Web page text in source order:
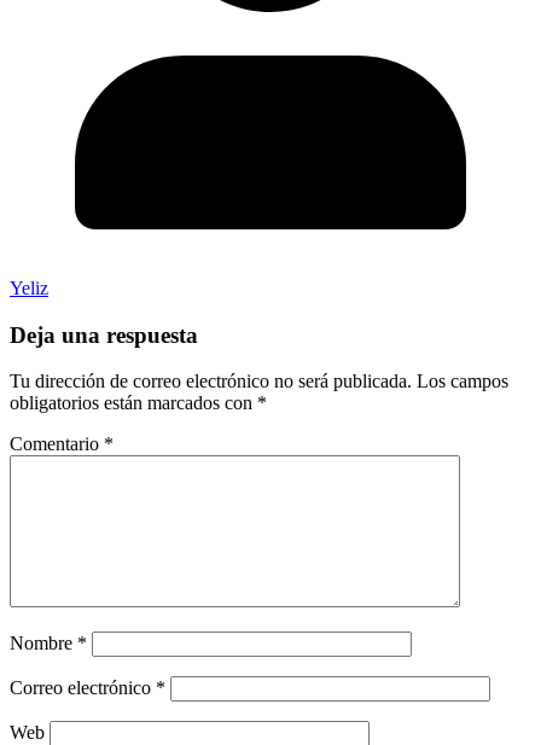
Yeliz
Deja una respuesta
Tu dirección de correo electrónico no será publicada. Los campos
obligatorios están marcados con *
Comentario *
Nombre *
Correo electrónico *
Web